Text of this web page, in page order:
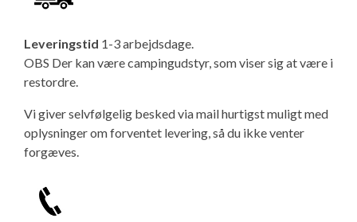
Leveringstid 1-3 arbejdsdage.
OBS Der kan være campingudstyr, som viser sig at være i
restordre.
Vi giver selvfølgelig besked via mail hurtigst muligt med
oplysninger om forventet levering, så du ikke venter
forgæves.